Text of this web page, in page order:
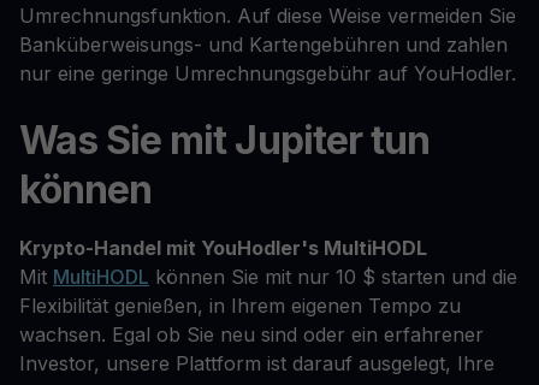
Umrechnungsfunktion. Auf diese Weise vermeiden Sie
Banküberweisungs- und Kartengebühren und zahlen
nur eine geringe Umrechnungsgebühr auf YouHodler.
Was Sie mit Jupiter tun
können
Krypto-Handel mit YouHodler's MultiHODL
Mit MultiHODL können Sie mit nur 10 $ starten und die
Flexibilität genießen, in Ihrem eigenen Tempo zu
wachsen. Egal ob Sie neu sind oder ein erfahrener
Investor, unsere Plattform ist darauf ausgelegt, Ihre